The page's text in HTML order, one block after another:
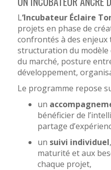
L‘Incubateur Éclaire
projets en phase de
confrontés à des enjeux
structuration du modèle
du marché, posture
développement,
Le programme repose
un
bénéficier de
partage
un suivi individuel
maturité et aux
chaque projet,